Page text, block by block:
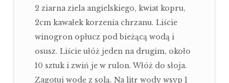
2 ziarna ziela angielskiego, kwiat kopru,
2cm kawałek korzenia chrzanu. Liście
winogron opłucz pod bieżącą wodą i
osusz. Liście ułóż jeden na drugim, około
10 sztuk i zwiń je w rulon. Włóż do słoja.
Zagotuj wodę z solą. Na litr wody wsyp 1